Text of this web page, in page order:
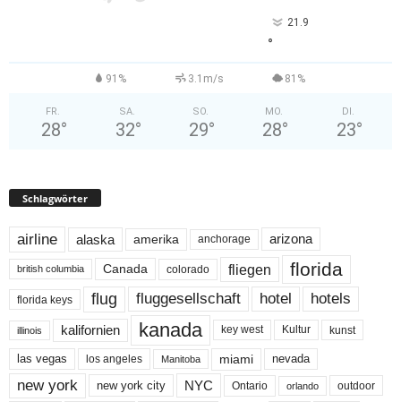
21.9
°
91% 3.1m/s 81%
FR.
28°
SA.
32°
SO.
29°
MO.
28°
DI.
23°
Schlagwörter
airline alaska amerika anchorage arizona
british columbia Canada colorado fliegen florida
florida keys flug fluggesellschaft hotel hotels
illinois kalifornien kanada key west Kultur kunst
las vegas los angeles Manitoba miami nevada
new york new york city NYC Ontario orlando outdoor